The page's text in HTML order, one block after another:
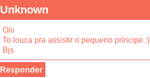
Unknown
Oiii
To louca pra assistir o pequeno príncipe :)
Bjs
Responder